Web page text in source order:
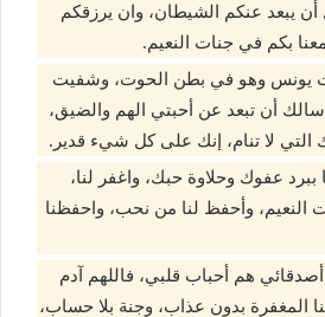
أن يبعد عنكم الشيطان، وان يرزقكم
بكم في جنات النعيم.
يونس وهو في بطن الحوت، وشفيت
أسالك أن تبعد عن أحبتي الهم والضيق،
التي لا تنام، إنك على كل شيء قدير.
ببرد عفوك وحلاوة حبك، واغفر لنا،
النعيم، وأحفظ لنا من نحب، واحفظنا
أصدقائي هم أحباب قلبي، فاللهم آدم
لنا المغفرة بدون عذاب، وجنة بلا حساب،